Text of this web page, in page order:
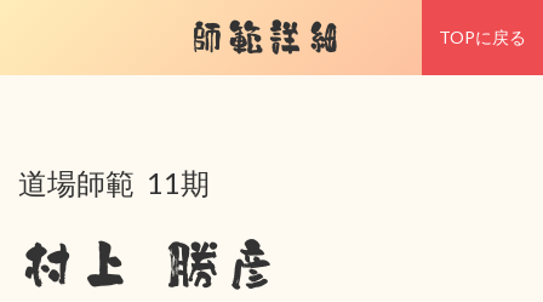
師範詳細 TOPに戻る
道場師範 11期
村上 勝彦